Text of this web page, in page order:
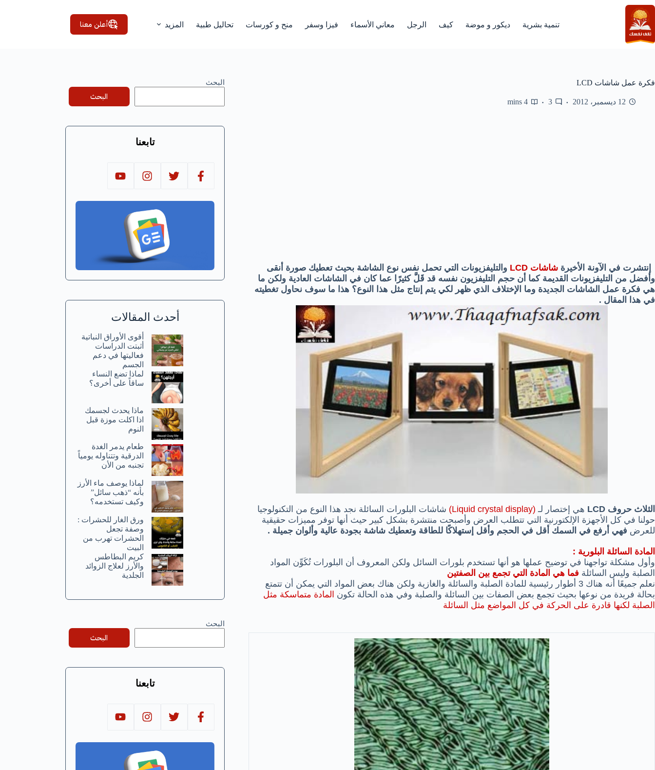
التجاوز
إلى
المحتوى
تنمية بشرية ديكور و موضة كيف الرجل معاني الأسماء فيزا وسفر منح و كورسات تحاليل طبية المزيد أعلن معنا
فكرة عمل شاشات LCD
12 ديسمبر، 2012 3
4 mins
إنتشرت في الآونة الأخيرة شاشات LCD
والتليفزيونات التي تحمل نفس نوع الشاشة بحيث تعطيك صورة أنقى
وأفضل من التليفزيونات القديمة كما أن حجم التليفزيون نفسه قد قَلَّ كثيرًا عما كان في الشاشات العادية ولكن ما
هي فكرة عمل الشاشات الجديدة وما الإختلاف الذي ظهر لكي يتم إنتاج مثل هذا النوع؟ هذا ما سوف نحاول تغطيته
في هذا المقال .
الثلاث حروف LCD هي إختصار لـ (Liquid crystal display)
شاشات البلورات السائلة نجد هذا النوع من التكنولوجيا
حولنا في كل الأجهزة الإلكتورنية التي تتطلب العرض وأصبحت منتشرة بشكل كبير حيث أنها توفر مميزات حقيقية
للعرض فهي أرفع في السمك أقل في الحجم وأقل إستهلاكًا للطاقة وتعطيك شاشة بجودة عالية وألوان جميلة .
المادة السائلة البلورية :
وأول مشكلة تواجهنا في توضيح عملها هو أنها تستخدم بلورات السائل ولكن المعروف أن البلورات تُكَوِّن المواد
الصلبة وليس السائلة فما هي المادة التي تجمع بين الصفتين
نعلم جميعًا أنه هناك 3 أطوار رئيسية للمادة الصلبة والسائلة والغازية ولكن هناك بعض المواد التي يمكن أن تتمتع
بحالة فريدة من نوعها بحيث تجمع بعض الصفات بين السائلة والصلبة وفي هذه الحالة تكون المادة متماسكة مثل
الصلبة لكنها قادرة على الحركة في كل المواضع مثل السائلة
البحث
البحث
تابعنا
أحدث المقالات
أقوى الأوراق النباتية
أثبتت الدراسات
فعاليتها في دعم
الجسم
لماذا تضع النساء
ساقاً على أخرى؟
ماذا يحدث لجسمك
اذا اكلت موزة قبل
النوم
طعام يدمر الغدة
الدرقية وتتناوله يومياً
تجنبه من الأن
لماذا يوصف ماء الأرز
بأنه “ذهب سائل”
وكيف تستخدمه؟
ورق الغار للحشرات :
وصفة تجعل
الحشرات تهرب من
البيت
كريم البطاطس
والأرز لعلاج الزوائد
الجلدية
البحث
البحث
تابعنا